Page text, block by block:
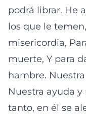
podrá librar. He
los que le
misericordia,
muerte, Y para
hambre.
Nuestra ayuda y
tanto, en él se